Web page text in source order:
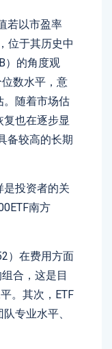
若以市盈率
位于其历史中
）的角度观
数水平，意
。随着市场估
也在逐步显
备较高的长期
是投资者的关
南方
）在费用方面
合，这是目
。其次，ETF
专业水平、